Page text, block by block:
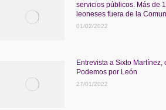
servicios públicos. Más de
leoneses fuera de la
01/02/2022
Entrevista a Sixto
Podemos por León
27/01/2022